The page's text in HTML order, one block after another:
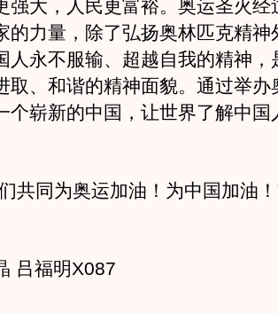
强大，人民更富裕。奥运圣火经
的力量，除了弘扬奥林匹克精神
人永不服输、超越自我的精神，
取、和谐的精神面貌。通过举办
个崭新的中国，让世界了解中国
同为奥运加油！为中国加油！
福明X087